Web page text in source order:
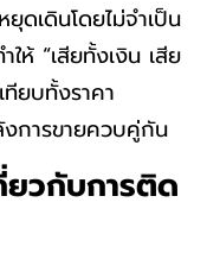
ยุดเดินโดยไม่จำเป็น
ห้ “เสียทั้งเงิน เสีย
ทียบทั้งราคา
การขายควบคู่กัน
ยวกับการติด